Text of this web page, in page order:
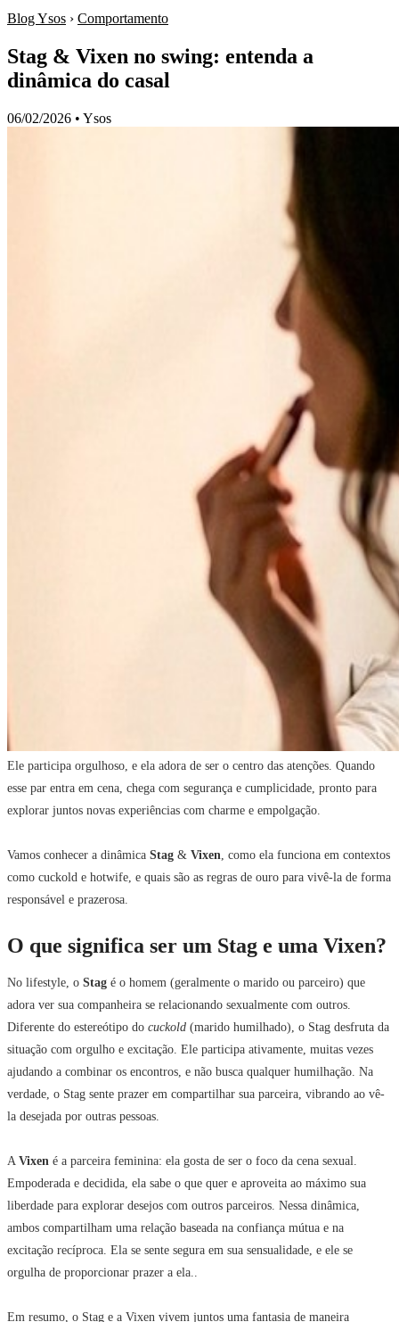
Blog Ysos › Comportamento
Stag & Vixen no swing: entenda a
dinâmica do casal
06/02/2026 • Ysos
Ele participa orgulhoso, e ela adora de ser o centro das atenções. Quando
esse par entra em cena, chega com segurança e cumplicidade, pronto para
explorar juntos novas experiências com charme e empolgação.
Vamos conhecer a dinâmica Stag & Vixen , como ela funciona em contextos
como cuckold e hotwife, e quais são as regras de ouro para vivê-la de forma
responsável e prazerosa.
O que significa ser um Stag e uma Vixen?
No lifestyle, o Stag é o homem (geralmente o marido ou parceiro) que
adora ver sua companheira se relacionando sexualmente com outros.
Diferente do estereótipo do cuckold (marido humilhado), o Stag desfruta da
situação com orgulho e excitação. Ele participa ativamente, muitas vezes
ajudando a combinar os encontros, e não busca qualquer humilhação. Na
verdade, o Stag sente prazer em compartilhar sua parceira, vibrando ao vê-
la desejada por outras pessoas.
A Vixen é a parceira feminina: ela gosta de ser o foco da cena sexual.
Empoderada e decidida, ela sabe o que quer e aproveita ao máximo sua
liberdade para explorar desejos com outros parceiros. Nessa dinâmica,
ambos compartilham uma relação baseada na confiança mútua e na
excitação recíproca. Ela se sente segura em sua sensualidade, e ele se
orgulha de proporcionar prazer a ela..
Em resumo, o Stag e a Vixen vivem juntos uma fantasia de maneira